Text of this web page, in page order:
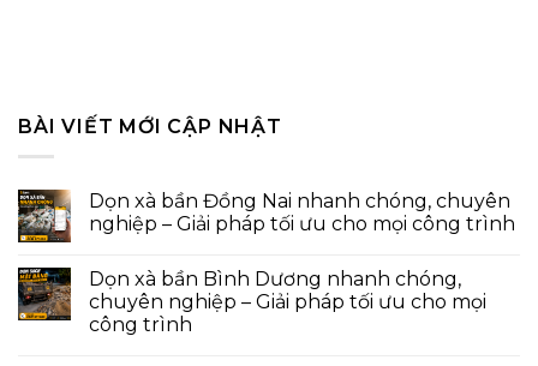
BÀI VIẾT MỚI CẬP NHẬT
Dọn xà bần Đồng Nai nhanh chóng, chuyên
nghiệp – Giải pháp tối ưu cho mọi công trình
Dọn xà bần Bình Dương nhanh chóng,
chuyên nghiệp – Giải pháp tối ưu cho mọi
công trình